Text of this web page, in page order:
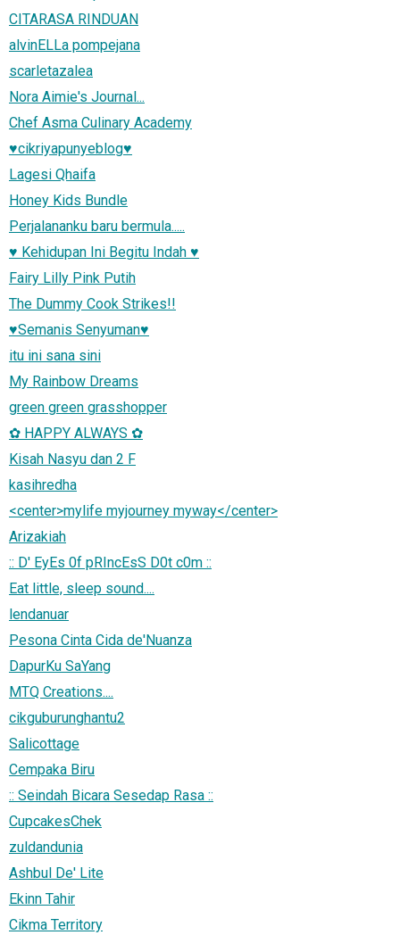
CITARASA RINDUAN
alvinELLa pompejana
scarletazalea
Nora Aimie's Journal...
Chef Asma Culinary Academy
♥cikriyapunyeblog♥
Lagesi Qhaifa
Honey Kids Bundle
Perjalananku baru bermula.....
♥ Kehidupan Ini Begitu Indah ♥
Fairy Lilly Pink Putih
The Dummy Cook Strikes!!
♥Semanis Senyuman♥
itu ini sana sini
My Rainbow Dreams
green green grasshopper
✿ HAPPY ALWAYS ✿
Kisah Nasyu dan 2 F
kasihredha
<center>mylife myjourney myway</center>
Arizakiah
:: D' EyEs 0f pRIncEsS D0t c0m ::
Eat little, sleep sound....
lendanuar
Pesona Cinta Cida de'Nuanza
DapurKu SaYang
MTQ Creations....
cikguburunghantu2
Salicottage
Cempaka Biru
:: Seindah Bicara Sesedap Rasa ::
CupcakesChek
zuldandunia
Ashbul De' Lite
Ekinn Tahir
Cikma Territory